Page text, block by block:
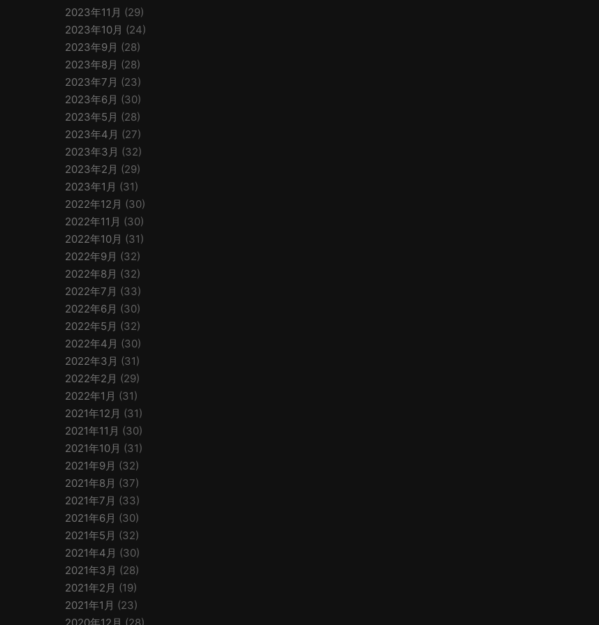
2023年11月 (29)
2023年10月 (24)
2023年9月 (28)
2023年8月 (28)
2023年7月 (23)
2023年6月 (30)
2023年5月 (28)
2023年4月 (27)
2023年3月 (32)
2023年2月 (29)
2023年1月 (31)
2022年12月 (30)
2022年11月 (30)
2022年10月 (31)
2022年9月 (32)
2022年8月 (32)
2022年7月 (33)
2022年6月 (30)
2022年5月 (32)
2022年4月 (30)
2022年3月 (31)
2022年2月 (29)
2022年1月 (31)
2021年12月 (31)
2021年11月 (30)
2021年10月 (31)
2021年9月 (32)
2021年8月 (37)
2021年7月 (33)
2021年6月 (30)
2021年5月 (32)
2021年4月 (30)
2021年3月 (28)
2021年2月 (19)
2021年1月 (23)